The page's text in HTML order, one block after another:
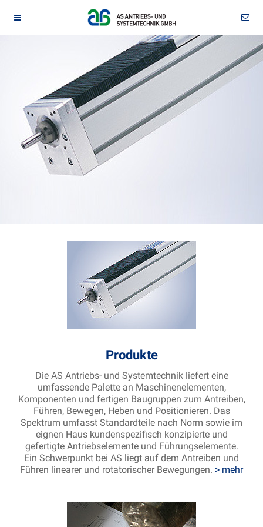
Produkte
Die AS Antriebs- und Systemtechnik liefert eine
umfassende Palette an Maschinenelementen,
Komponenten und fertigen Baugruppen zum Antreiben,
Führen, Bewegen, Heben und Positionieren. Das
Spektrum umfasst Standardteile nach Norm sowie im
eignen Haus kundenspezifisch konzipierte und
gefertigte Antriebselemente und Führungselemente.
Ein Schwerpunkt bei AS liegt auf dem Antreiben und
Führen linearer und rotatorischer Bewegungen. > mehr